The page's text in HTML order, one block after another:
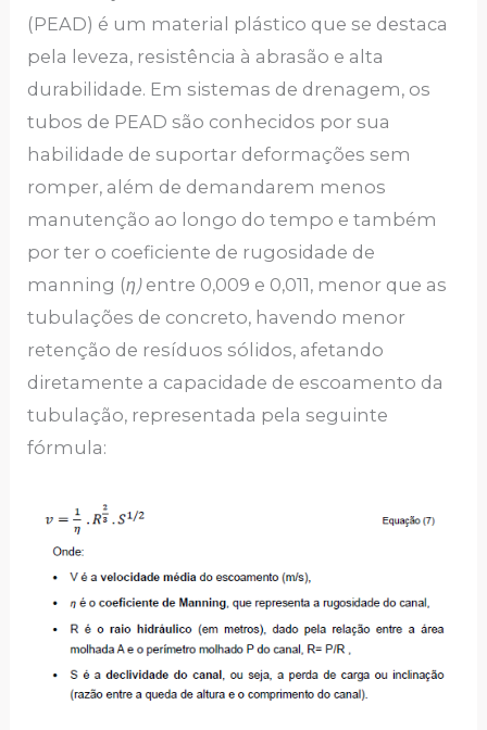
(PEAD) é um material plástico que se destaca
pela leveza, resistência à abrasão e alta
durabilidade. Em sistemas de drenagem, os
tubos de PEAD são conhecidos por sua
habilidade de suportar deformações sem
romper, além de demandarem menos
manutenção ao longo do tempo e também
por ter o coeficiente de rugosidade de
manning (η)entre 0,009 e 0,011, menor que as
tubulações de concreto, havendo menor
retenção de resíduos sólidos, afetando
diretamente a capacidade de escoamento da
tubulação, representada pela seguinte
fórmula: